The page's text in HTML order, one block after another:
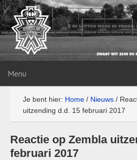
Menu
Je bent hier: Home / Nieuws /
uitzending d.d. 15 februari 2017
Reactie op Zembla
februari 2017